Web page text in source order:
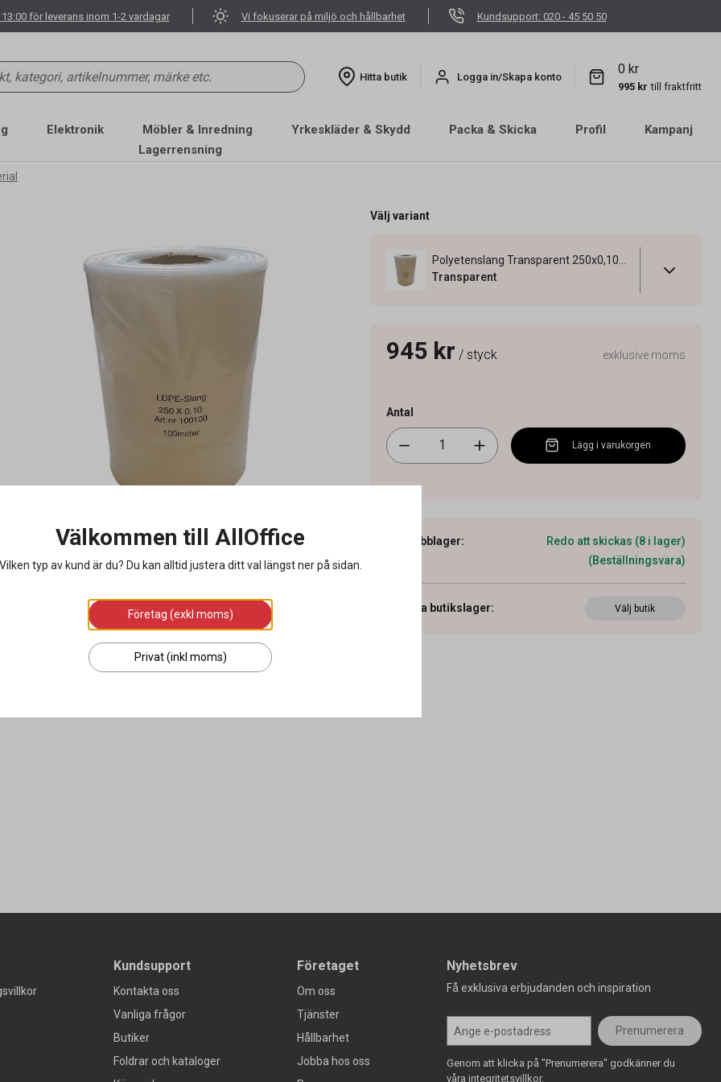
för leverans inom 1-2 vardagar Vi fokuserar på miljö och hållbarhet Kundsupport: 020 - 45 50 50
Hitta butik Logga in/Skapa konto
0 kr
995 kr till fraktfritt
Elektronik Möbler & Inredning Yrkeskläder & Skydd Packa & Skicka Profil
Kampanj
Lagerrensning
Välj variant
Transparent
945 kr / styck exklusive moms
Antal
Lägg i varukorgen
Webblager:
Redo att skickas (8 i lager)
(Beställningsvara)
Visa butikslager: Välj butik
Kundsupport
Kontakta oss
Vanliga frågor
Butiker
Foldrar och kataloger
Företaget
Om oss
Tjänster
Hållbarhet
Jobba hos oss
Nyhetsbrev
Få exklusiva erbjudanden och inspiration
Prenumerera
Genom att klicka på "Prenumerera" godkänner du
våra integritetsvillkor.
Välkommen till AllOffice
Vilken typ av kund är du? Du kan alltid justera ditt val längst ner på sidan.
Företag (exkl moms)
Privat (inkl moms)